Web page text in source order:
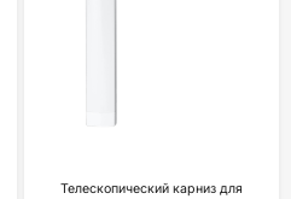
Телескопический карниз для